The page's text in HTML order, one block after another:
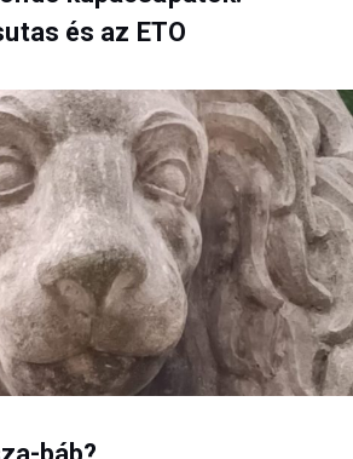
és az ETO